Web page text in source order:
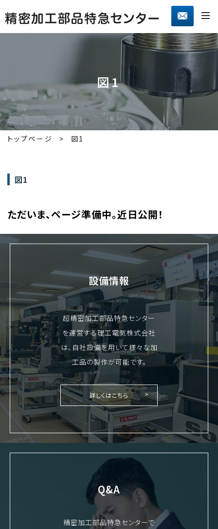
図1
トップページ 図1
図1
ただいま、ページ準備中。近日公開！
設備情報
超精密加工部品特急センター
を運営する理工電気株式会社
は、自社設備を用いて様々な加
工品の製作が可能です。
詳しくはこちら
Q&A
精密加工部品特急センターで